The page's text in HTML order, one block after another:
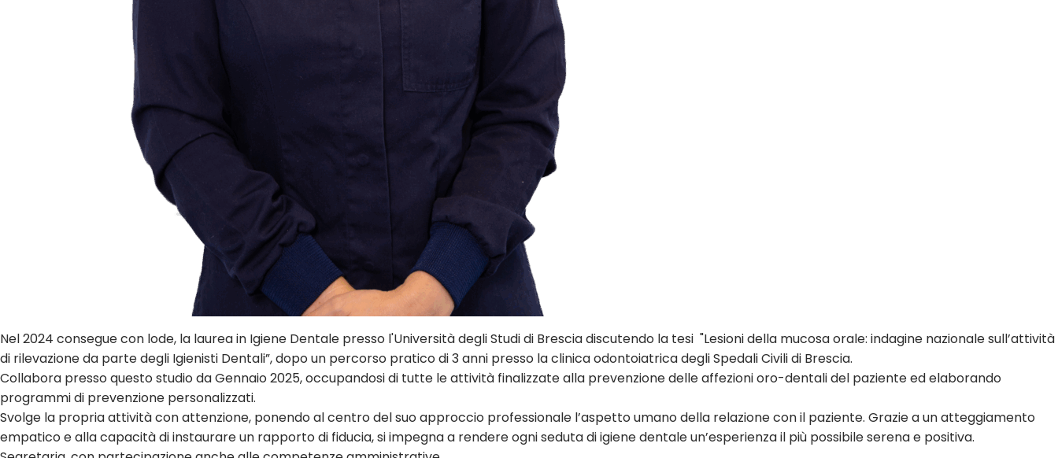
Nel 2024 consegue con lode, la laurea in Igiene Dentale presso l'Università degli Studi di Brescia discutendo la tesi "Lesioni della mucosa orale: indagine nazionale sull’attività
di rilevazione da parte degli Igienisti Dentali”, dopo un percorso pratico di 3 anni presso la clinica odontoiatrica degli Spedali Civili di Brescia.
Collabora presso questo studio da Gennaio 2025, occupandosi di tutte le attività finalizzate alla prevenzione delle affezioni oro-dentali del paziente ed elaborando
programmi di prevenzione personalizzati.
Svolge la propria attività con attenzione, ponendo al centro del suo approccio professionale l’aspetto umano della relazione con il paziente. Grazie a un atteggiamento
empatico e alla capacità di instaurare un rapporto di fiducia, si impegna a rendere ogni seduta di igiene dentale un’esperienza il più possibile serena e positiva.